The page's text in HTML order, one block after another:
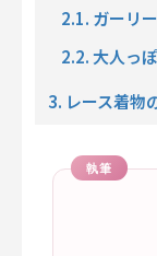
2.1. ガーリ
2.2. 大人っ
3. レース着物
執筆